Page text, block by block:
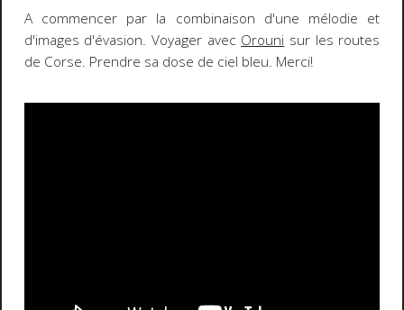
A commencer par la combinaison d'une mélodie et
d'images d'évasion. Voyager avec Orouni sur les routes
de Corse. Prendre sa dose de ciel bleu. Merci!